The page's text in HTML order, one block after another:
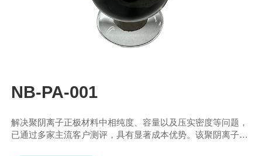
NB-PA-001
解决聚阴离子正极材料中相纯度、容量以及压实密度等问题，
已通过多家主流客户测评，具有显著成本优势。该聚阴离子型